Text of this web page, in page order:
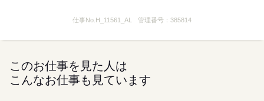
お給料日前にもらえちゃいます！
◆クルーだけの割引制度あり
…本・CDも割引で購入できる特典等
仕事No. H_11561_AL 管理番号： 385814
このお仕事を見た人は
こんなお仕事も見ています